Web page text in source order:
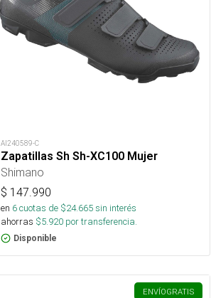
AI240589-C
Zapatillas Sh Sh-XC100 Mujer
Shimano
$ 147.990
en 6cuotas de $24.665sin interés
ahorras $5.920por transferencia.
Disponible
ENVÍOGRATIS